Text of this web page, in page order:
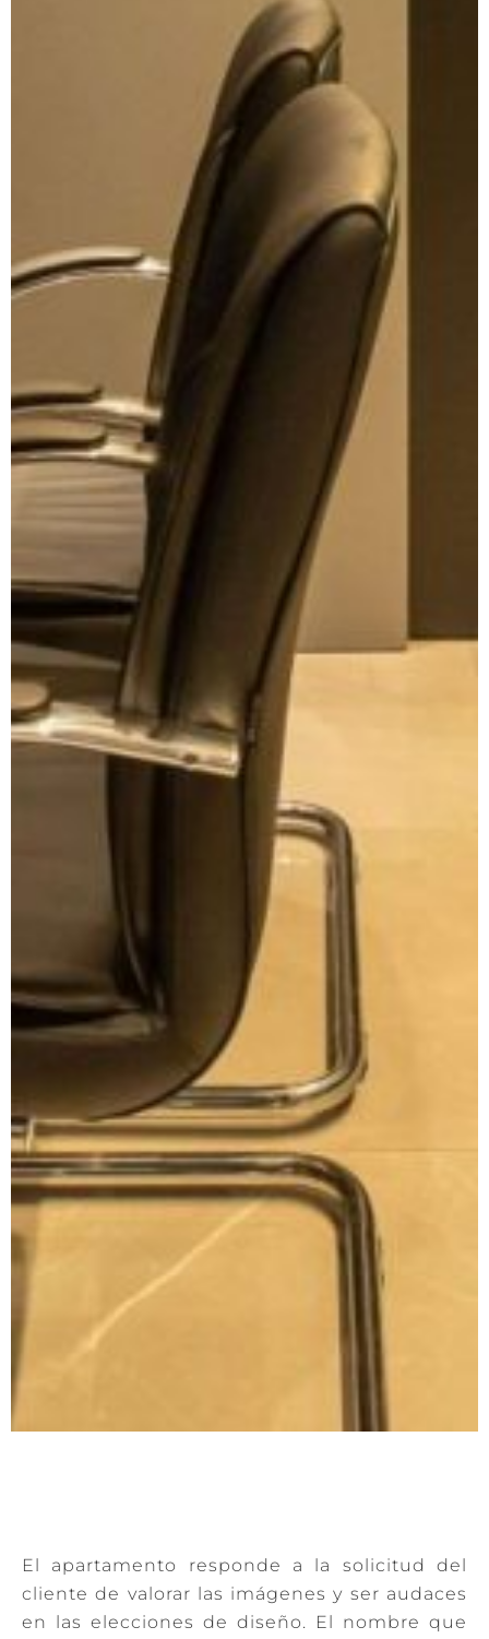
El apartamento responde a la solicitud del
cliente de valorar las imágenes y ser audaces
en las elecciones de diseño. El nombre que